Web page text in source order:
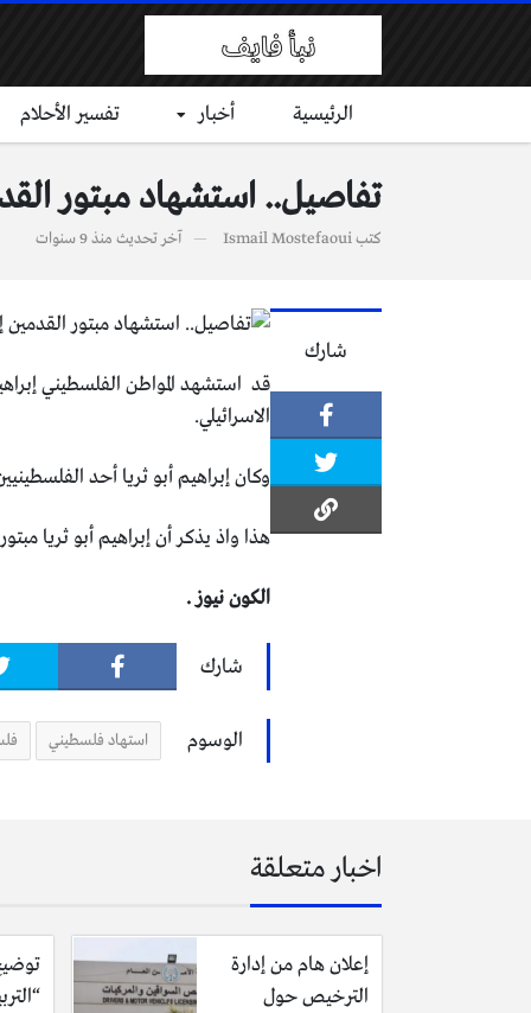
الرئيسية أخبار تفسير الأحلام
تفاصيل.. استشهاد مبتور
كتبIsmail Mostefaoui آخر تحديث منذ 9 سنوات
شارك
الاسرائيلي.
وكان إبراهيم أبو ثريا أحد
هذا واذ يذكر أن إبراهيم أبو ثريا
الكون نيوز .
شارك
الوسوم استهاد فلسطيني
اخبار متعلقة
إعلان هام من إدارة
الترخيص حول